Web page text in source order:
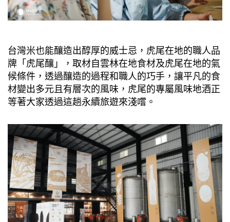
台灣米也能釀造出醇厚的威士忌，虎尾在地的職人品
牌「虎尾釀」，取材自雲林在地食材及虎尾在地的氣
候條件，透過釀造的過程和職人的巧手，讓平凡的食
材變出多元且有層次的風味，虎尾的專屬風味地酒正
等著大家透過這趟永續旅遊來淺嚐。